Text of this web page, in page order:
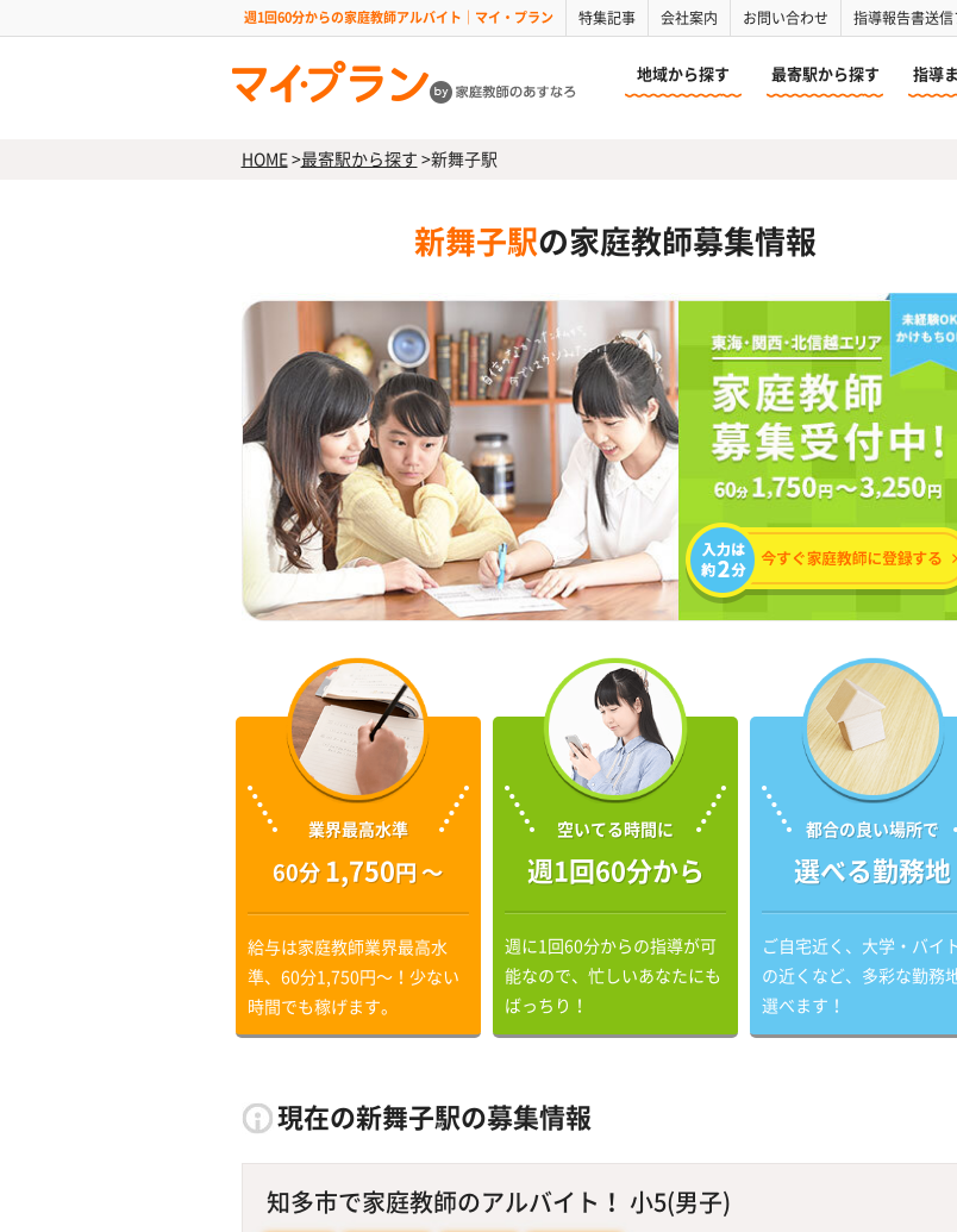
週1回60分からの家庭教師アルバイト｜マイ・プラン 特集記事 会社案内 お問い合わせ 指導報告書送信
地域から探す 最寄駅から探す 指導
HOME>最寄駅から探す >新舞子駅
新舞子駅の家庭教師募集情報
業界最高水準
60分 1,750円 〜
給与は家庭教師業界最高水
準、60分1,750円〜！少ない
時間でも稼げます。
空いてる時間に
週1回60分から
週に1回60分からの指導が可
能なので、忙しいあなたにも
ばっちり！
都合の良い場所で
選べる勤務地
ご自宅近く、大学・バイ
の近くなど、多彩な勤務
選べます！
現在の新舞子駅の募集情報
知多市で家庭教師のアルバイト！ 小5(男子)